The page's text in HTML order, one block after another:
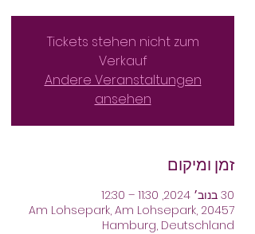
Tickets stehen nicht zum
Verkauf
Andere Veranstaltungen
ansehen
זמן ומיקום
30 בנוב׳ 2024, 11:30 – 12:30
Am Lohsepark, Am Lohsepark, 20457
Hamburg, Deutschland